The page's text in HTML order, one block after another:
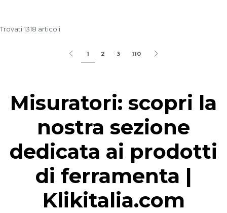
Trovati 1318 articoli
1 2 3 110
Misuratori: scopri la
nostra sezione
dedicata ai prodotti
di ferramenta |
Klikitalia.com